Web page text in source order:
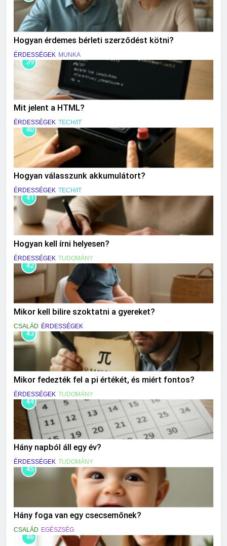
Hogyan érdemes bérleti szerződést kötni?
ÉRDESSÉGEK MUNKA
39
Mit jelent a HTML?
ÉRDESSÉGEK TECH/IT
40
Hogyan válasszunk akkumulátort?
ÉRDESSÉGEK TECH/IT
41
Hogyan kell írni helyesen?
ÉRDESSÉGEK TUDOMÁNY
42
Mikor kell bilire szoktatni a gyereket?
CSALÁD ÉRDESSÉGEK
43
Mikor fedezték fel a pi értékét, és miért fontos?
ÉRDESSÉGEK TUDOMÁNY
44
Hány napból áll egy év?
ÉRDESSÉGEK TUDOMÁNY
45
Hány foga van egy csecsemőnek?
CSALÁD EGÉSZSÉG
46